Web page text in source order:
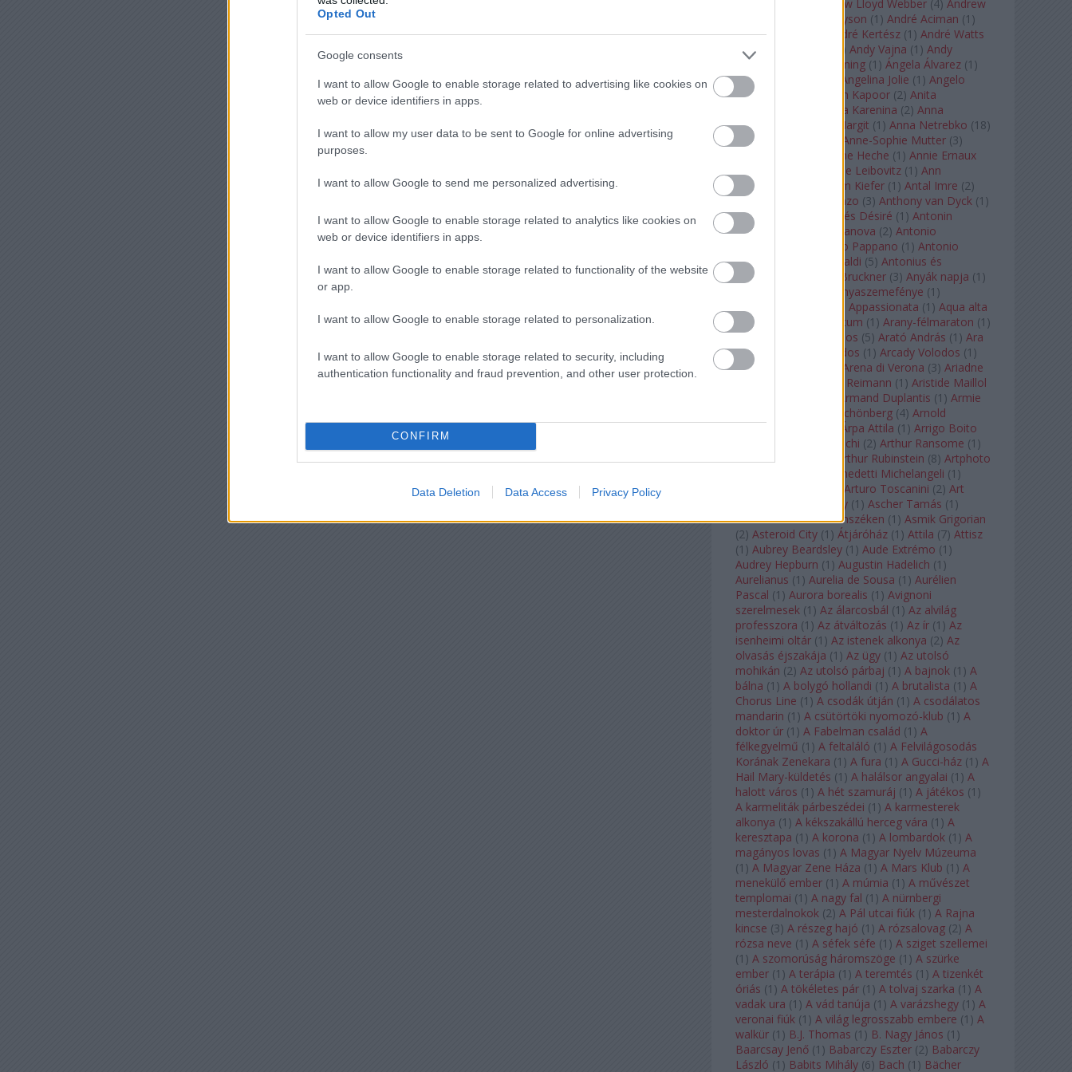
Opted Out
Google consents
I want to allow Google to enable storage related to advertising like cookies on
web or device identifiers in apps.
I want to allow my user data to be sent to Google for online advertising
purposes.
I want to allow Google to send me personalized advertising.
I want to allow Google to enable storage related to analytics like cookies on
web or device identifiers in apps.
I want to allow Google to enable storage related to functionality of the website
or app.
I want to allow Google to enable storage related to personalization.
I want to allow Google to enable storage related to security, including
authentication functionality and fraud prevention, and other user protection.
CONFIRM
Data Deletion Data Access Privacy Policy
Tarkovszkij
Andrew Lloyd Webber (4) Andrew
Andrew Tyson (1 ) André Aciman (1 )
André Chenier
André Kertész (1 ) André Watts
1) Andris Nelsons ) Andy Vajna (1 ) Andy
Warhol
Anette Bening (1 ) Ángela Álvarez (1 )
Angela Lansbury
Angelina Jolie (1 ) Angelo
Badalamenti
Anish Kapoor (2) Anita
Anna Karenina (2) Anna
Karenyina
Anna Margit (1 ) Anna Netrebko (18)
Anna Vinnitskaya
Anne-Sophie Mutter (3)
Anne Heche (1 ) Annie Ernaux
Annie Leibovitz (1 ) Ann
Napolitano
Anselm Kiefer (1 ) Antal Imre (2)
Anthony Roth Costanzo (3) Anthony van Dyck (1 )
Antinous
Antoine és Désiré (1 ) Antonin
Dvorák
Antonio Canova (2) Antonio
Antonio Pappano (1 ) Antonio
Salieri
Antonio Vivaldi (5) Antonius és
Kleopátra
Anton Bruckner (3) Anyák napja (1 )
Anyaszemefénye (1 )
Appassionata (1 ) Aqua alta
Aquileia Aquincum (1 ) Arany-félmaraton (1 )
Aranytíz
Arany János (5) Arató András (1 ) Ara
Pacis
Arcadi Volodos (1 ) Arcady Volodos (1 )
Arcangelo Corelli
Arena di Verona (3) Ariadne
Aribert Reimann (1 ) Aristide Maillol
Armand Duplantis (1 ) Armie
Arnold Schönberg (4) Arnold
Schwarzenegger
Árpa Attila (1 ) Arrigo Boito
Artemisia Gentileschi (2) Arthur Ransome (1 )
Arthur Rimbaud
Arthur Rubinstein (8) Artphoto
Arturo Benedetti Michelangeli (1 )
Arturo Toscanini (2) Art
Art Shay (1 ) Ascher Tamás (1 )
Ascher Tamás Háromszéken (1 ) Asmik Grigorian
(2) Asteroid City (1 ) Átjáróház (1 ) Attila (7) Attisz
(1 ) Aubrey Beardsley (1 ) Aude Extrémo (1 )
Audrey Hepburn (1 ) Augustin Hadelich (1 )
Aurelianus (1 ) Aurelia de Sousa (1 ) Aurélien
Pascal (1 ) Aurora borealis (1 ) Avignoni
szerelmesek (1 ) Az álarcosbál (1 ) Az alvilág
professzora (1 ) Az átváltozás (1 ) Az ír (1 ) Az
isenheimi oltár (1 ) Az istenek alkonya (2) Az
olvasás éjszakája (1 ) Az ügy (1 ) Az utolsó
mohikán (2) Az utolsó párbaj (1 ) A bajnok (1 ) A
bálna (1 ) A bolygó hollandi (1 ) A brutalista (1 ) A
Chorus Line (1 ) A csodák útján (1 ) A csodálatos
mandarin (1 ) A csütörtöki nyomozó-klub (1 ) A
doktor úr (1 ) A Fabelman család (1 ) A
félkegyelmű (1 ) A feltaláló (1 ) A Felvilágosodás
Korának Zenekara (1 ) A fura (1 ) A Gucci-ház (1 ) A
Hail Mary-küldetés (1 ) A halálsor angyalai (1 ) A
halott város (1 ) A hét szamuráj (1 ) A játékos (1 )
A karmeliták párbeszédei (1 ) A karmesterek
alkonya (1 ) A kékszakállú herceg vára (1 ) A
keresztapa (1 ) A korona (1 ) A lombardok (1 ) A
magányos lovas (1 ) A Magyar Nyelv Múzeuma
(1 ) A Magyar Zene Háza (1 ) A Mars Klub (1 ) A
menekülő ember (1 ) A múmia (1 ) A művészet
templomai (1 ) A nagy fal (1 ) A nürnbergi
mesterdalnokok (2) A Pál utcai fiúk (1 ) A Rajna
kincse (3) A részeg hajó (1 ) A rózsalovag (2) A
rózsa neve (1 ) A séfek séfe (1 ) A sziget szellemei
(1 ) A szomorúság háromszöge (1 ) A szürke
ember (1 ) A terápia (1 ) A teremtés (1 ) A tizenkét
óriás (1 ) A tökéletes pár (1 ) A tolvaj szarka (1 ) A
vadak ura (1 ) A vád tanúja (1 ) A varázshegy (1 ) A
veronai fiúk (1 ) A világ legrosszabb embere (1 ) A
walkür (1 ) B.J. Thomas (1 ) B. Nagy János (1 )
Baarcsay Jenő (1 ) Babarczy Eszter (2) Babarczy
László (1 ) Babits Mihály (6) Bach (1 ) Bächer